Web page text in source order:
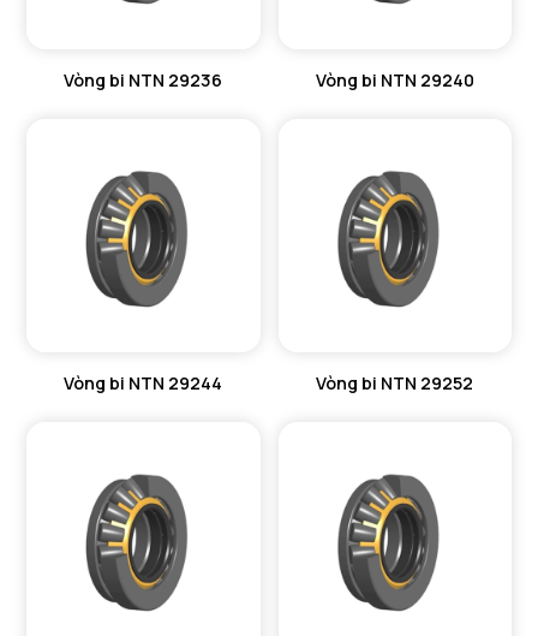
Vòng bi NTN 29236 Vòng bi NTN 29240
Vòng bi NTN 29244 Vòng bi NTN 29252